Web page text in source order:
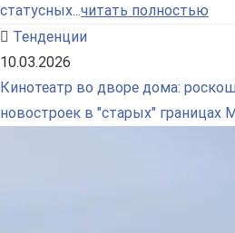
статусных...читать полностью
Тенденции
10.03.2026
Кинотеатр во дворе дома:
новостроек в "старых" границах